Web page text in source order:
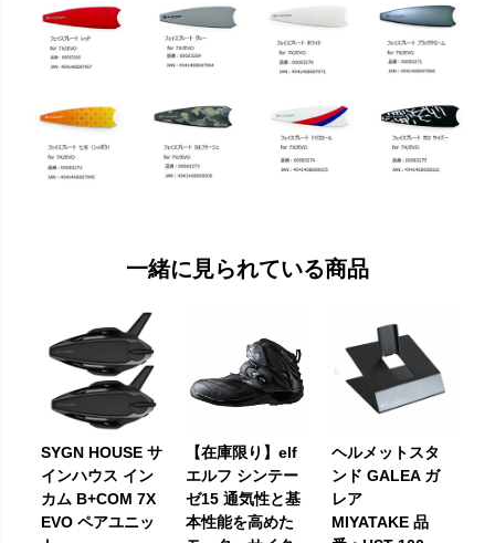
一緒に見られている商品
SYGN HOUSE サ
インハウス イン
カム B+COM 7X
EVO ペアユニッ
【在庫限り】elf
エルフ シンテー
ゼ15 通気性と基
本性能を高めた
ヘルメットスタ
ンド GALEA ガ
レア
MIYATAKE 品